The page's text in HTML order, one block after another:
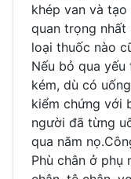
khép van và
quan trọng
loại thuốc nào
Nếu bỏ qua
kém, dù có
kiểm chứng với
người đã từng
qua năm
Phù chân ở phụ